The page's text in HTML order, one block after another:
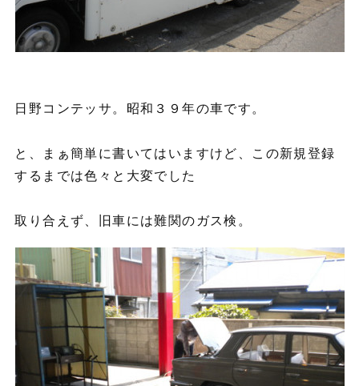
日野コンテッサ。昭和３９年の車です。
と、まぁ簡単に書いてはいますけど、この新規登録
するまでは色々と大変でした
取り合えず、旧車には難関のガス検。